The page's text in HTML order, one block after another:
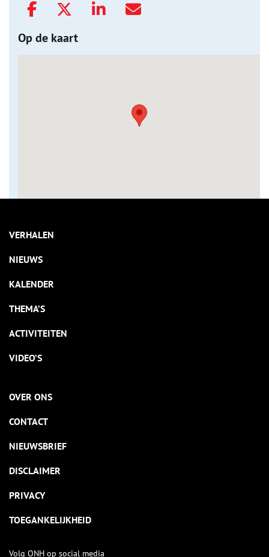
Op de kaart
VERHALEN
NIEUWS
KALENDER
THEMA’S
ACTIVITEITEN
VIDEO’S
OVER ONS
CONTACT
NIEUWSBRIEF
DISCLAIMER
PRIVACY
TOEGANKELIJKHEID
Volg ONH op social media